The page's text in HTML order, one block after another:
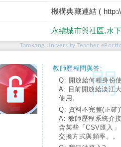
機構典藏連結 (
永續城市與社區,水
Tamkang University Teacher
教師歷程問與答:
Q: 開放給何種身份
A: 目前開放給淡江
使用。
Q: 資料不完整(正確
A: 教師歷程系統介
含某些「CSV匯入
交換方式與頻率。。